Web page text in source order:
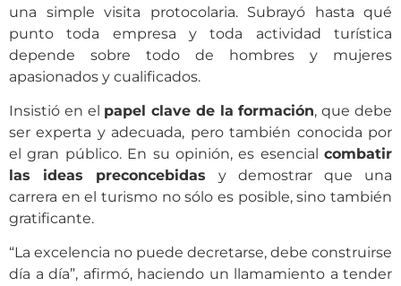
una simple visita protocolaria. Subrayó hasta qué
punto toda empresa y toda actividad turística
depende sobre todo de hombres y mujeres
apasionados y cualificados.
Insistió en el papel clave de la formación, que debe
ser experta y adecuada, pero también conocida por
el gran público. En su opinión, es esencial combatir
las ideas preconcebidas y demostrar que una
carrera en el turismo no sólo es posible, sino también
gratificante.
“La excelencia no puede decretarse, debe construirse
día a día”, afirmó, haciendo un llamamiento a tender